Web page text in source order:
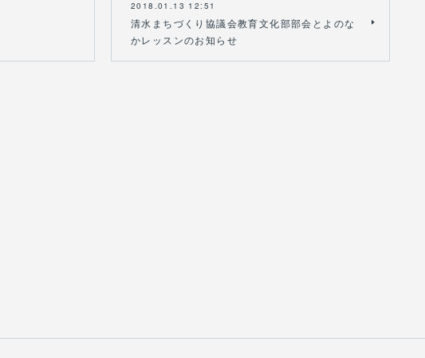
2018.01.13 12:51
清水まちづくり協議会教育文化部部会とよのな
かレッスンのお知らせ